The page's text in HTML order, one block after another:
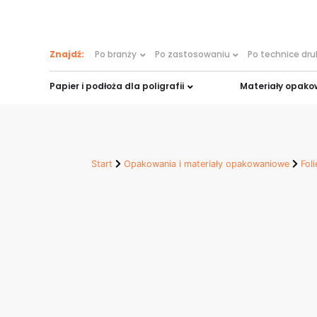
Papier i podłoża dla poligrafii Materiały
Znajdź: Po branży Po zastosowaniu Po technice
Start Opakowania i materiały opakowaniowe